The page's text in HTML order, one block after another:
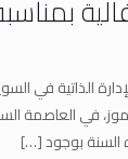
الذاتية في
ثورة ١٩ تموز، في
بوجود[…]